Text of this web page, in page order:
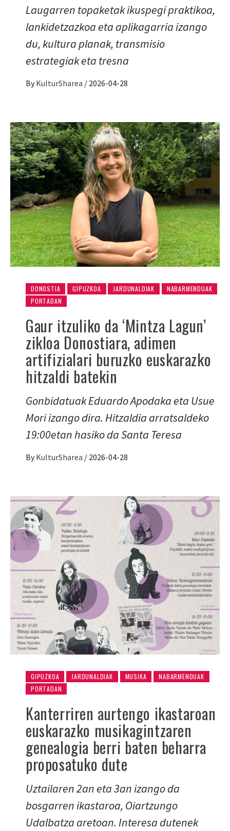
Laugarren topaketak ikuspegi praktikoa,
lankidetzazkoa eta aplikagarria izango
du, kultura planak, transmisio
estrategiak eta tresna
By KulturSharea / 2026-04-28
DONOSTIA GIPUZKOA JARDUNALDIAK
NABARMENDUAK
PORTADAN
Gaur itzuliko da ‘Mintza Lagun’
zikloa Donostiara, adimen
artifizialari buruzko euskarazko
hitzaldi batekin
Gonbidatuak Eduardo Apodaka eta Usue
Mori izango dira. Hitzaldia arratsaldeko
19:00etan hasiko da Santa Teresa
By KulturSharea / 2026-04-28
GIPUZKOA JARDUNALDIAK MUSIKA
NABARMENDUAK
PORTADAN
Kanterriren aurtengo ikastaroan
euskarazko musikagintzaren
genealogia berri baten beharra
proposatuko dute
Uztailaren 2an eta 3an izango da
bosgarren ikastaroa, Oiartzungo
Udalbatza aretoan. Interesa dutenek